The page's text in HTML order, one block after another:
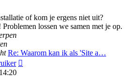
of kom je ergens niet uit?
lossen we samen met je op.
Re: Waarom kan ik als 'Site a…